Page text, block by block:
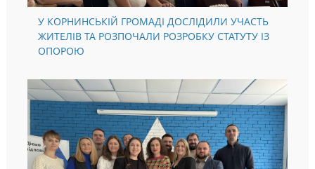
У КОРНИНСЬКІЙ ГРОМАДІ ДОСЛІДИЛИ УЧАСТЬ
ЖИТЕЛІВ ТА РОЗПОЧАЛИ РОЗРОБКУ СТАТУТУ ІЗ
ОПОРОЮ